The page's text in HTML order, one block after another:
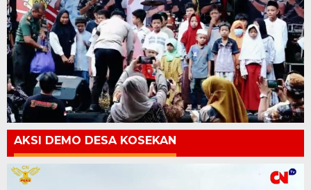
AKSI DEMO DESA KOSEKAN